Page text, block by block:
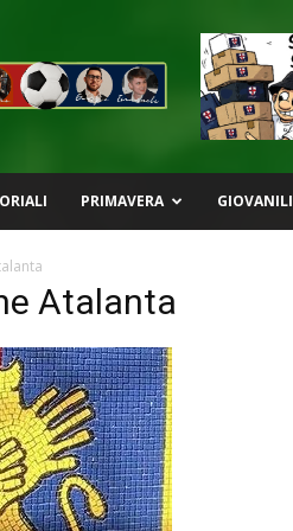
PRIMAVERA GIOVANILI
Atalanta